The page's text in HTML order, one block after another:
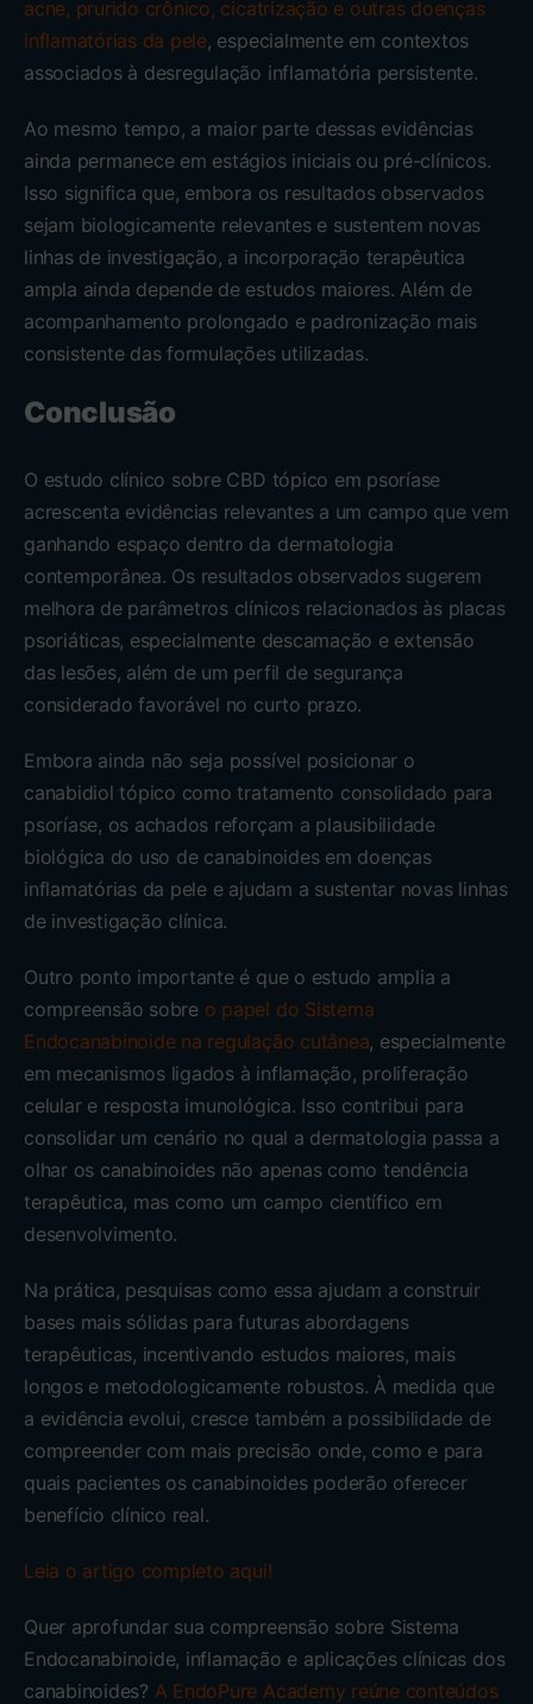
acne, prurido crônico, cicatrização e outras doenças
inflamatórias da pele, especialmente em contextos
associados à desregulação inflamatória persistente.
Ao mesmo tempo, a maior parte dessas evidências
ainda permanece em estágios iniciais ou pré-clínicos.
Isso significa que, embora os resultados observados
sejam biologicamente relevantes e sustentem novas
linhas de investigação, a incorporação terapêutica
ampla ainda depende de estudos maiores. Além de
acompanhamento prolongado e padronização mais
consistente das formulações utilizadas.
Conclusão
O estudo clínico sobre CBD tópico em psoríase
acrescenta evidências relevantes a um campo que vem
ganhando espaço dentro da dermatologia
contemporânea. Os resultados observados sugerem
melhora de parâmetros clínicos relacionados às placas
psoriáticas, especialmente descamação e extensão
das lesões, além de um perfil de segurança
considerado favorável no curto prazo.
Embora ainda não seja possível posicionar o
canabidiol tópico como tratamento consolidado para
psoríase, os achados reforçam a plausibilidade
biológica do uso de canabinoides em doenças
inflamatórias da pele e ajudam a sustentar novas linhas
de investigação clínica.
Outro ponto importante é que o estudo amplia a
compreensão sobre o papel do Sistema
Endocanabinoide na regulação cutânea, especialmente
em mecanismos ligados à inflamação, proliferação
celular e resposta imunológica. Isso contribui para
consolidar um cenário no qual a dermatologia passa a
olhar os canabinoides não apenas como tendência
terapêutica, mas como um campo científico em
desenvolvimento.
Na prática, pesquisas como essa ajudam a construir
bases mais sólidas para futuras abordagens
terapêuticas, incentivando estudos maiores, mais
longos e metodologicamente robustos. À medida que
a evidência evolui, cresce também a possibilidade de
compreender com mais precisão onde, como e para
quais pacientes os canabinoides poderão oferecer
benefício clínico real.
Leia o artigo completo aqui!
Quer aprofundar sua compreensão sobre Sistema
Endocanabinoide, inflamação e aplicações clínicas dos
canabinoides? A EndoPure Academy reúne conteúdos